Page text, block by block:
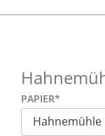
PAPIER*